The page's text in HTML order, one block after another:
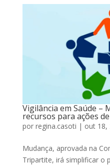
Vigilância em Saúde –
recursos para ações
por regina.casoti | out 18,
Mudança, aprovada na
Tripartite, irá simplificar o